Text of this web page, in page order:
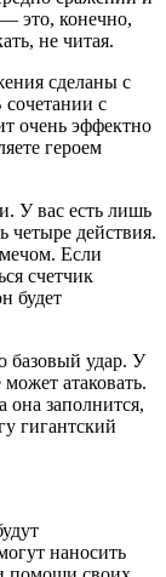
это, конечно,
не читая.
сделаны с
сочетании с
очень эффектно
героем
У вас есть лишь
четыре действия.
Если
счетчик
будет
базовый удар. У
атаковать.
она заполнится,
гигантский
наносить